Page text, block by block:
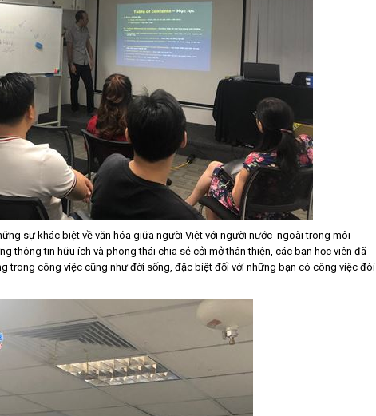
sự khác biệt về văn hóa giữa người Việt với người nước ngoài trong môi
thông tin hữu ích và phong thái chia sẻ cởi mở thân thiện, các bạn học viên đã
trong công việc cũng như đời sống, đặc biệt đối với những bạn có công việc đòi